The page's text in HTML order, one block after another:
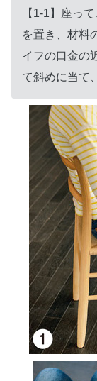
【1-1】座っ
を置き、材料
イフの口金の
て斜めに当て